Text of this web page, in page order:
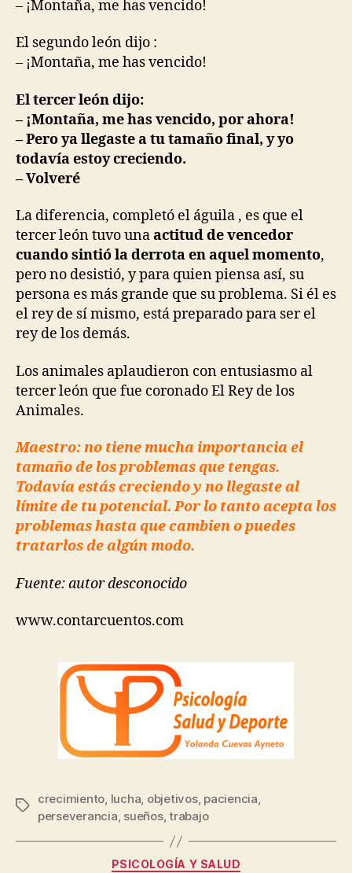
– ¡Montaña, me has vencido!
El segundo león dijo :
– ¡Montaña, me has vencido!
El tercer león dijo:
– ¡Montaña, me has vencido, por ahora!
– Pero ya llegaste a tu tamaño final, y yo
todavía estoy creciendo.
– Volveré
La diferencia, completó el águila , es que el
tercer león tuvo unaactitud de vencedor
cuando sintió la derrota en aquel momento,
pero no desistió, y para quien piensa así, su
persona es más grande que su problema. Si él es
el rey de sí mismo, está preparado para ser el
rey de los demás.
Los animales aplaudieron con entusiasmo al
tercer león que fue coronado El Rey de los
Animales.
Maestro: no tiene mucha importancia el
tamaño de los problemas que tengas.
Todavía estás creciendo y no llegaste al
límite de tu potencial. Por lo tanto acepta los
problemas hasta que cambien o puedes
tratarlos de algún modo.
Fuente: autor desconocido
www.contarcuentos.com
crecimiento, lucha, objetivos, paciencia,
perseverancia, sueños,trabajo
PSICOLOGÍA Y SALUD